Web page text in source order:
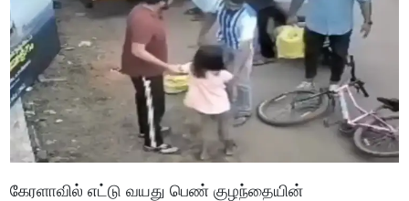
கேரளாவில் எட்டு வயது பெண் குழந்தையின்